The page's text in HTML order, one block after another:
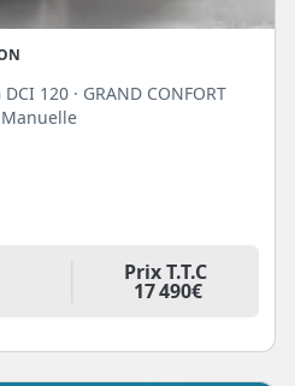
120 · GRAND CONFORT
Manuelle
Prix T.T.C
17 490€